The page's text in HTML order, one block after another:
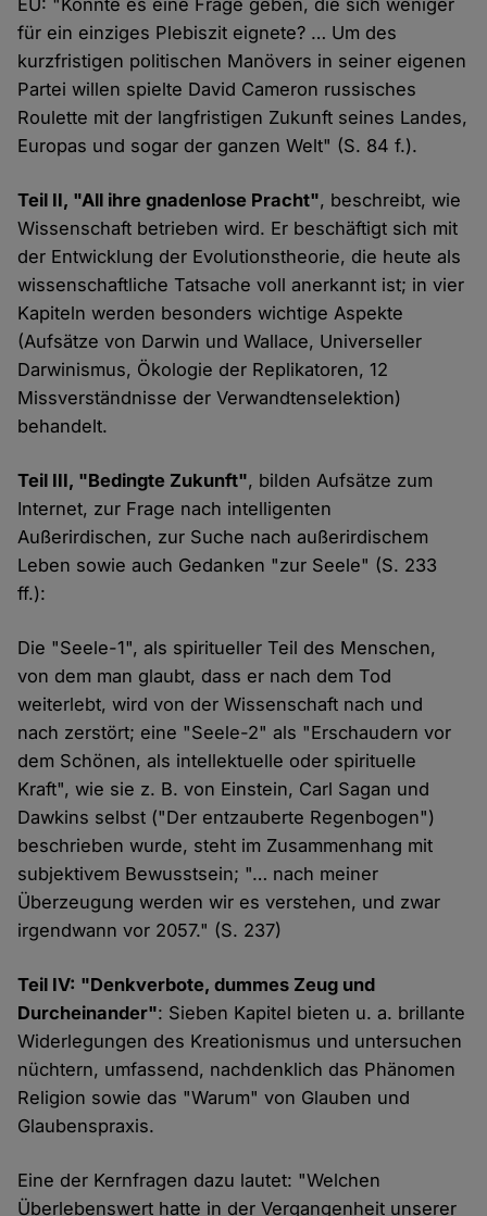
EU: "Konnte es eine Frage geben, die sich weniger
für ein einziges Plebiszit eignete? … Um des
kurzfristigen politischen Manövers in seiner eigenen
Partei willen spielte David Cameron russisches
Roulette mit der langfristigen Zukunft seines Landes,
Europas und sogar der ganzen Welt" (S. 84 f.).
Teil II, "All ihre gnadenlose Pracht", beschreibt, wie
Wissenschaft betrieben wird. Er beschäftigt sich mit
der Entwicklung der Evolutionstheorie, die heute als
wissenschaftliche Tatsache voll anerkannt ist; in vier
Kapiteln werden besonders wichtige Aspekte
(Aufsätze von Darwin und Wallace, Universeller
Darwinismus, Ökologie der Replikatoren, 12
Missverständnisse der Verwandtenselektion)
behandelt.
Teil III, "Bedingte Zukunft", bilden Aufsätze zum
Internet, zur Frage nach intelligenten
Außerirdischen, zur Suche nach außerirdischem
Leben sowie auch Gedanken "zur Seele" (S. 233
ff.):
Die "Seele-1", als spiritueller Teil des Menschen,
von dem man glaubt, dass er nach dem Tod
weiterlebt, wird von der Wissenschaft nach und
nach zerstört; eine "Seele-2" als "Erschaudern vor
dem Schönen, als intellektuelle oder spirituelle
Kraft", wie sie z. B. von Einstein, Carl Sagan und
Dawkins selbst ("Der entzauberte Regenbogen")
beschrieben wurde, steht im Zusammenhang mit
subjektivem Bewusstsein; "… nach meiner
Überzeugung werden wir es verstehen, und zwar
irgendwann vor 2057." (S. 237)
Teil IV: "Denkverbote, dummes Zeug und
Durcheinander": Sieben Kapitel bieten u. a. brillante
Widerlegungen des Kreationismus und untersuchen
nüchtern, umfassend, nachdenklich das Phänomen
Religion sowie das "Warum" von Glauben und
Glaubenspraxis.
Eine der Kernfragen dazu lautet: "Welchen
Überlebenswert hatte in der Vergangenheit unserer